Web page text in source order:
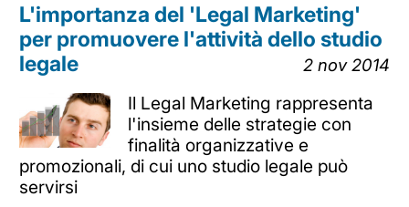
L'importanza del 'Legal Marketing'
per promuovere l'attività dello studio
legale
2 nov 2014
Il Legal Marketing rappresenta
l'insieme delle strategie con
finalità organizzative e
promozionali, di cui uno studio legale può
servirsi